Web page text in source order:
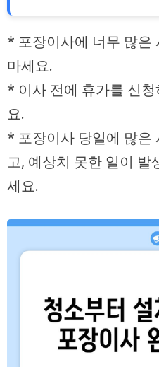
* 포장이사에 너무 많은
마세요.
* 이사 전에 휴가를 신
요.
* 포장이사 당일에 많은
고, 예상치 못한 일이 발
세요.